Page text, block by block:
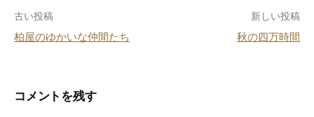
o
k
投
稿
ビ
古い投稿
柏屋のゆかいな仲間たち
新しい投稿
秋の四万時間
コメントを残す